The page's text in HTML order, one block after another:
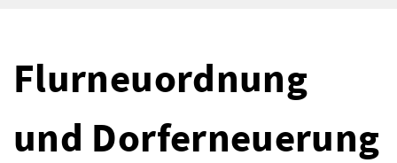
Flurneuordnung
und Dorferneuerung